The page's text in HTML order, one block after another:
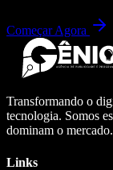
Começar Agora
Transformando o
tecnologia. Somos
dominam o mercado.
Links